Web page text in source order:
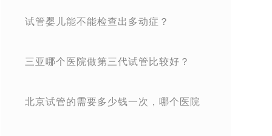
试管婴儿能不能检查出多动症？
三亚哪个医院做第三代试管比较好？
北京试管的需要多少钱一次，哪个医院